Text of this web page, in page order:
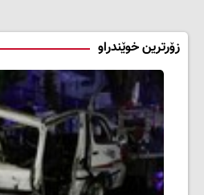
زۆرترین خوێندراو